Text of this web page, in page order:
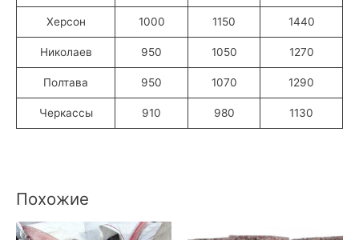
Херсон 1000 1150 1440
Николаев 950 1050 1270
Полтава 950 1070 1290
Черкассы 910 980 1130
Похожие